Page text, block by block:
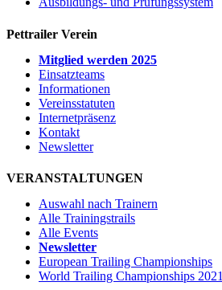
Pettrailer Verein
Mitglied werden 2025
Einsatzteams
Informationen
Vereinsstatuten
Internetpräsenz
Kontakt
Newsletter
VERANSTALTUNGEN
Auswahl nach Trainern
Alle Trainingstrails
Alle Events
Newsletter
European Trailing Championships
World Trailing Championships 2021